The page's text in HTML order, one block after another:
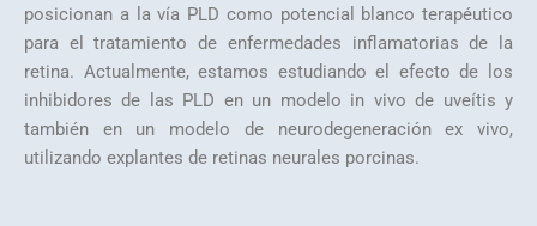
posicionan a la vía PLD como potencial blanco terapéutico
para el tratamiento de enfermedades inflamatorias de la
retina. Actualmente, estamos estudiando el efecto de los
inhibidores de las PLD en un modelo in vivo de uveítis y
también en un modelo de neurodegeneración ex vivo,
utilizando explantes de retinas neurales porcinas.